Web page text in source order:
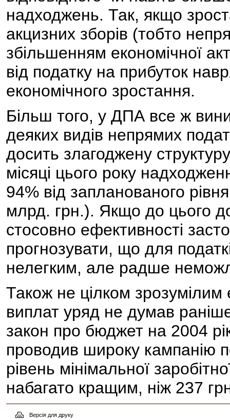
надходжень. Так, якщо
акцизних зборів (тобто
збільшенням економічної
від податку на прибуток
економічного зростання.
Більш того, у ДПА все ж
деяких видів непрямих
досить злагоджену
місяці цього року
94% від запланованого
млрд. грн.). Якщо до цього
стосовно ефективності
прогнозувати, що для
нелегким, але радше
Також не цілком
виплат уряд не думав
закон про бюджет на 2004
проводив широку кампанію
рівень мінімальної
набагато кращим, ніж 237
Версія для друку